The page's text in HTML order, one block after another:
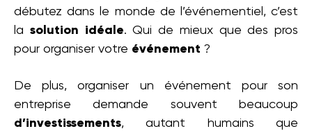
débutez dans le monde de l’événementiel, c’est
la solution idéale. Qui de mieux que des pros
pour organiser votre événement ?
De plus, organiser un événement pour son
entreprise demande souvent beaucoup
d’investissements, autant humains que